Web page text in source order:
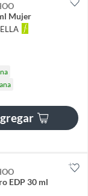
Mujer
EDP 30 ml